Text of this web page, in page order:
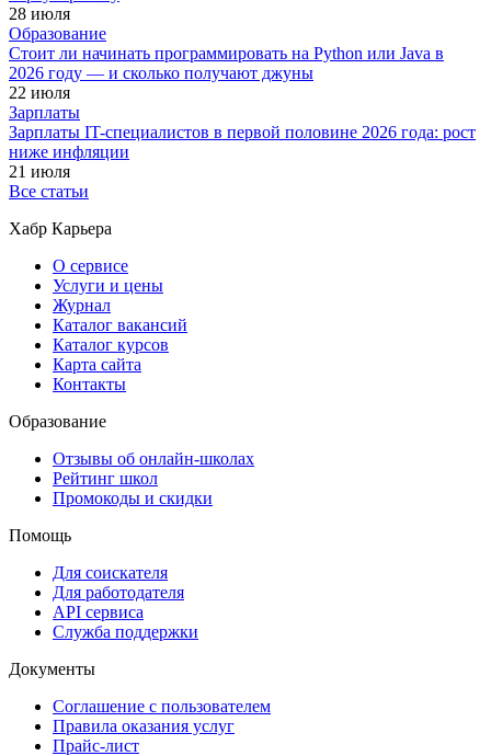
28 июля
Образование
Стоит ли начинать программировать на Python или Java в
2026 году — и сколько получают джуны
22 июля
Зарплаты
Зарплаты IT-специалистов в первой половине 2026 года: рост
ниже инфляции
21 июля
Все статьи
Хабр Карьера
О сервисе
Услуги и цены
Журнал
Каталог вакансий
Каталог курсов
Карта сайта
Контакты
Образование
Отзывы об онлайн-школах
Рейтинг школ
Промокоды и скидки
Помощь
Для соискателя
Для работодателя
API сервиса
Служба поддержки
Документы
Соглашение с пользователем
Правила оказания услуг
Прайс-лист